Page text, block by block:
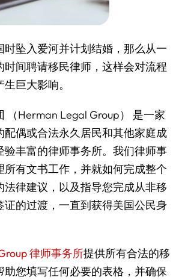
时坠入爱河并计划结婚，那么从一
时间聘请移民律师，这样会对流程
巨大影响。
（Herman Legal Group） 是一家
配偶或合法永久居民和其他家庭成
验丰富的律师事务所。我们律师事
所有文书工作，并就如何完成整个
法律建议，以及指导您完成从非移
证的过渡，一直到获得美国公民身
律师事务所提供所有合法的移
助您填写任何必要的表格，并确保